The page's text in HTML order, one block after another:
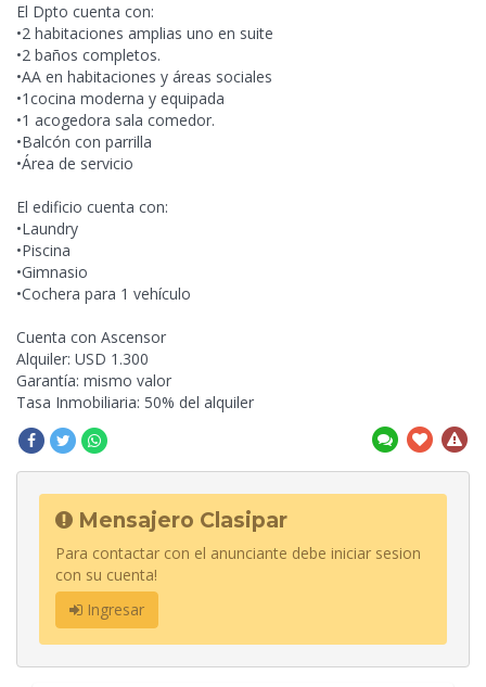
El Dpto cuenta con:
•2 habitaciones amplias uno en suite
•2 baños completos.
•AA en habitaciones y áreas sociales
•1cocina moderna y equipada
•1 acogedora sala comedor.
•Balcón con parrilla
•Área de servicio
El edificio cuenta con:
•Laundry
•Piscina
•Gimnasio
•Cochera para 1 vehículo
Cuenta con Ascensor
Alquiler: USD 1.300
Garantía: mismo valor
Tasa Inmobiliaria: 50% del alquiler
Mensajero Clasipar
Para contactar con el anunciante debe iniciar sesion
con su cuenta!
Ingresar